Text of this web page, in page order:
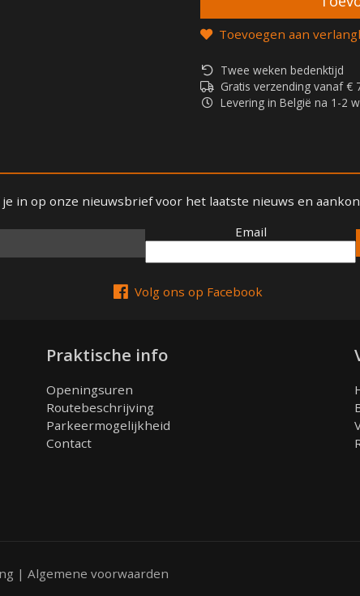
Toevoegen aan
Twee weken bedenktijd
Gratis verzending vanaf €
Levering in België na 1-2
in op onze nieuwsbrief voor het laatste nieuws en
Email
Email
Volg ons op Facebook
Praktische info
Openingsuren
Routebeschrijving
Parkeermogelijkheid
Contact
| Algemene voorwaarden